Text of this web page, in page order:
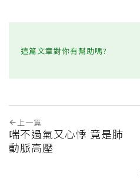
這篇文章對你有幫助嗎?
上一篇
喘不過氣又心悸 竟是肺
動脈高壓